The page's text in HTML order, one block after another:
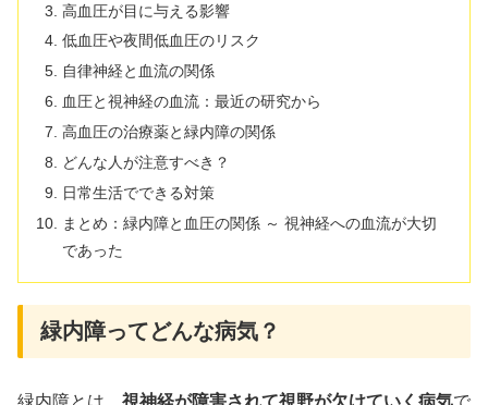
高血圧が目に与える影響
低血圧や夜間低血圧のリスク
自律神経と血流の関係
血圧と視神経の血流：最近の研究から
高血圧の治療薬と緑内障の関係
どんな人が注意すべき？
日常生活でできる対策
まとめ：緑内障と血圧の関係 ～ 視神経への血流が大切
であった
緑内障ってどんな病気？
緑内障とは、 視神経が障害されて視野が欠けていく病気で